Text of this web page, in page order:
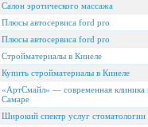
Салон эротического массажа
Плюсы автосервиса ford pro
Плюсы автосервиса ford pro
Стройматериалы в Кинеле
Купить стройматериалы в Кинеле
«АртСмайл» — современная клиника
Самаре
Широкий спектр услуг стоматологии